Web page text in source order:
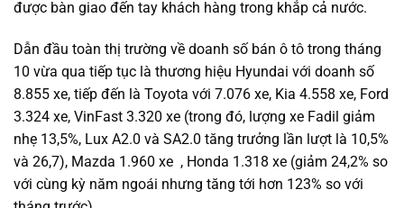
được bàn giao đến tay khách hàng trong khắp cả nước.
Dẫn đầu toàn thị trường về doanh số bán ô tô trong tháng
10 vừa qua tiếp tục là thương hiệu Hyundai với doanh số
8.855 xe, tiếp đến là Toyota với 7.076 xe, Kia 4.558 xe, Ford
3.324 xe, VinFast 3.320 xe (trong đó, lượng xe Fadil giảm
nhẹ 13,5%, Lux A2.0 và SA2.0 tăng trưởng lần lượt là 10,5%
và 26,7), Mazda 1.960 xe , Honda 1.318 xe (giảm 24,2% so
với cùng kỳ năm ngoái nhưng tăng tới hơn 123% so với